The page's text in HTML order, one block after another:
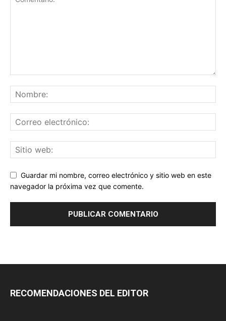
Guardar mi nombre, correo electrónico y sitio web en este
navegador la próxima vez que comente.
RECOMENDACIONES DEL EDITOR